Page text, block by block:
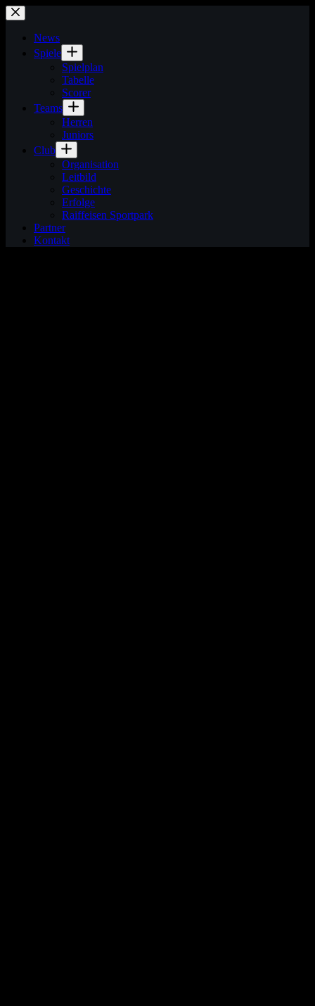
Zum
Inhalt
springenNews
Spiele
Spielplan
Tabelle
Scorer
Teams
Herren
Juniors
Club
Organisation
Leitbild
Geschichte
Erfolge
Raiffeisen Sportpark
Partner
Kontakt